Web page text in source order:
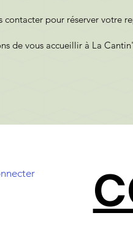
contacter pour réserver votre
de vous accueillir à La